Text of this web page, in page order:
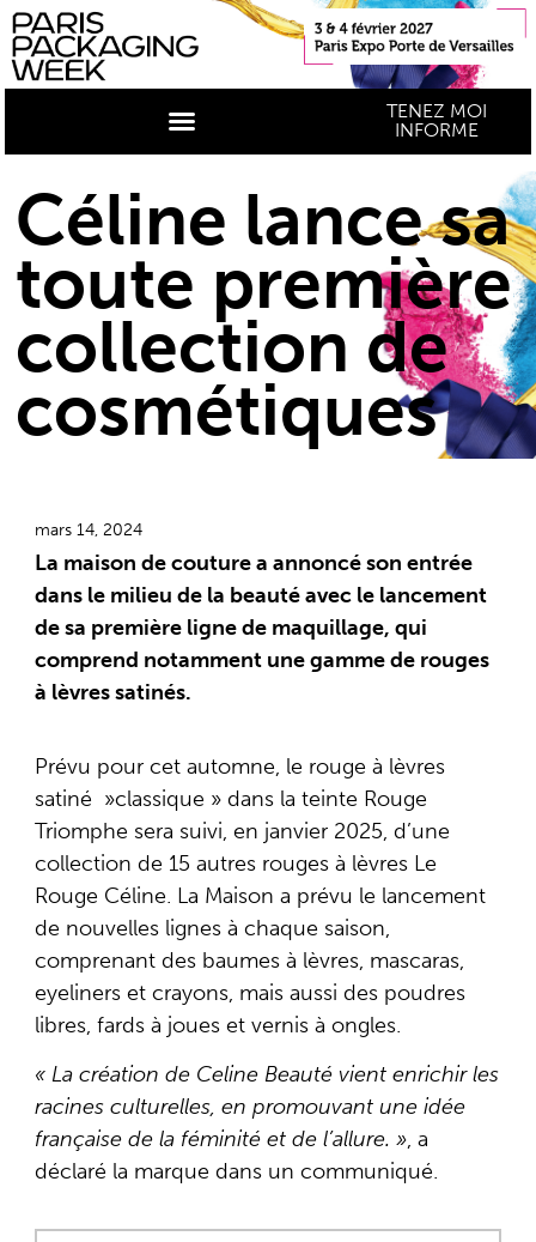
TENEZ MOI
INFORME
Céline lance sa
toute première
collection de
cosmétiques
mars 14, 2024
La maison de couture a annoncé son entrée
dans le milieu de la beauté avec le lancement
de sa première ligne de maquillage, qui
comprend notamment une gamme de rouges
à lèvres satinés.
Prévu pour cet automne, le rouge à lèvres
satiné »classique » dans la teinte Rouge
Triomphe sera suivi, en janvier 2025, d’une
collection de 15 autres rouges à lèvres Le
Rouge Céline. La Maison a prévu le lancement
de nouvelles lignes à chaque saison,
comprenant des baumes à lèvres, mascaras,
eyeliners et crayons, mais aussi des poudres
libres, fards à joues et vernis à ongles.
« La création de Celine Beauté vient enrichir les
racines culturelles, en promouvant une idée
française de la féminité et de l’allure. », a
déclaré la marque dans un communiqué.